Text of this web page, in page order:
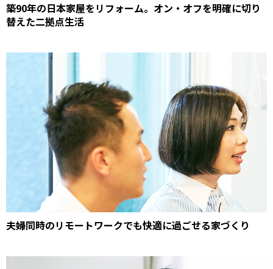
築90年の日本家屋をリフォーム。オン・オフを明確に切り
替えた二拠点生活
夫婦同時のリモートワークでも快適に過ごせる家づくり